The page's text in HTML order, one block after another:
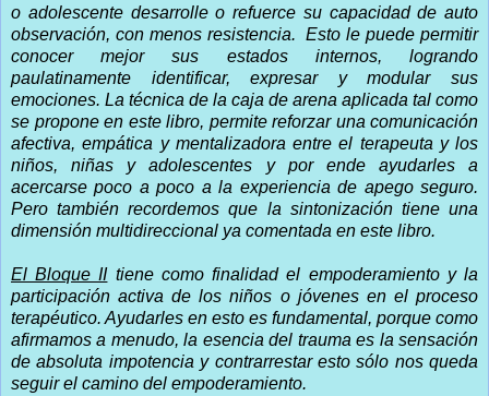
o adolescente desarrolle o refuerce su capacidad de auto
observación, con menos resistencia.
Esto le puede permitir
conocer mejor sus estados internos, logrando
paulatinamente identificar, expresar y modular sus
emociones. La técnica de la caja de arena aplicada tal como
se propone en este libro, permite reforzar una comunicación
afectiva, empática y mentalizadora entre el terapeuta y los
niños, niñas y adolescentes y por ende ayudarles a
acercarse poco a poco a la experiencia de apego seguro.
Pero también recordemos que la sintonización tiene una
dimensión multidireccional ya comentada en este libro.
El Bloque IItiene como finalidad el empoderamiento y la
participación activa de los niños o jóvenes en el proceso
terapéutico. Ayudarles en esto es fundamental, porque como
afirmamos a menudo, la esencia del trauma es la sensación
de absoluta impotencia y contrarrestar esto sólo nos queda
seguir el camino del empoderamiento.